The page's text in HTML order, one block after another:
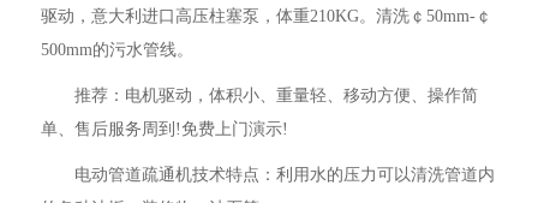
驱动，意大利进口高压柱塞泵，体重210KG。清洗￠50mm-￠
500mm的污水管线。
推荐：电机驱动，体积小、重量轻、移动方便、操作简
单、售后服务周到!免费上门演示!
电动管道疏通机技术特点：利用水的压力可以清洗管道内